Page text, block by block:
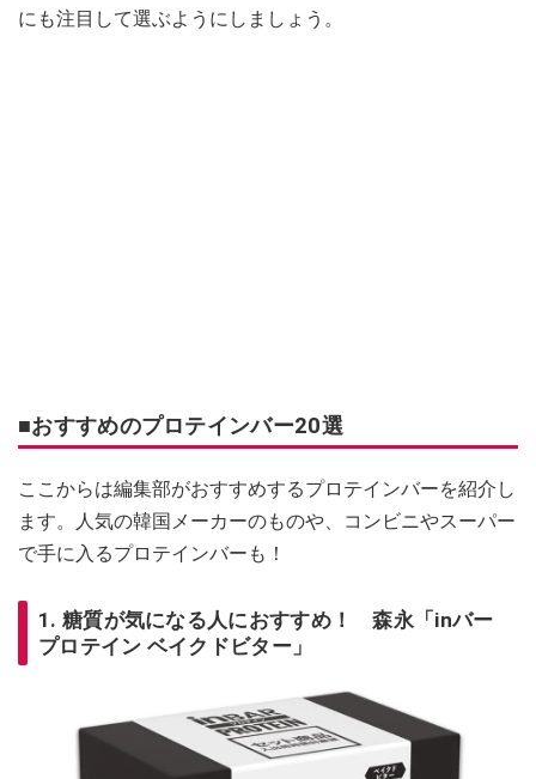
にも注目して選ぶようにしましょう。
■おすすめのプロテインバー20選
ここからは編集部がおすすめするプロテインバーを紹介し
ます。人気の韓国メーカーのものや、コンビニやスーパー
で手に入るプロテインバーも！
1. 糖質が気になる人におすすめ！ 森永「inバー
プロテイン ベイクドビター」